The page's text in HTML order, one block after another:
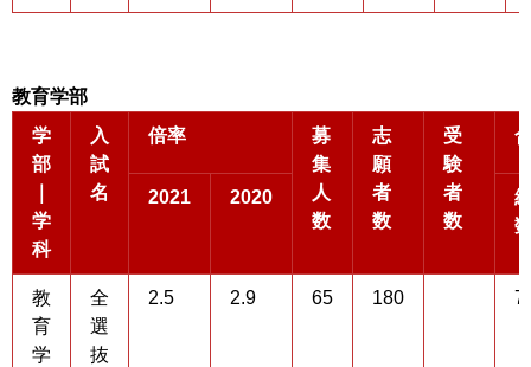
教育学部
学
部
学
科
入
試
名
倍率
募
集
人
数
志
願
者
数
受
験
者
数
2021 2020
教
育
学
全
選
抜
2.5 2.9 65 180